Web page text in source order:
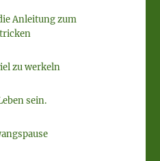
Anleitung zum
zu werkeln
sein.